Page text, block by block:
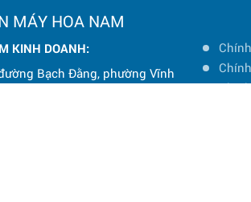
MÁY HOA NAM
KINH DOANH:
Bạch Đằng, phường Vĩnh